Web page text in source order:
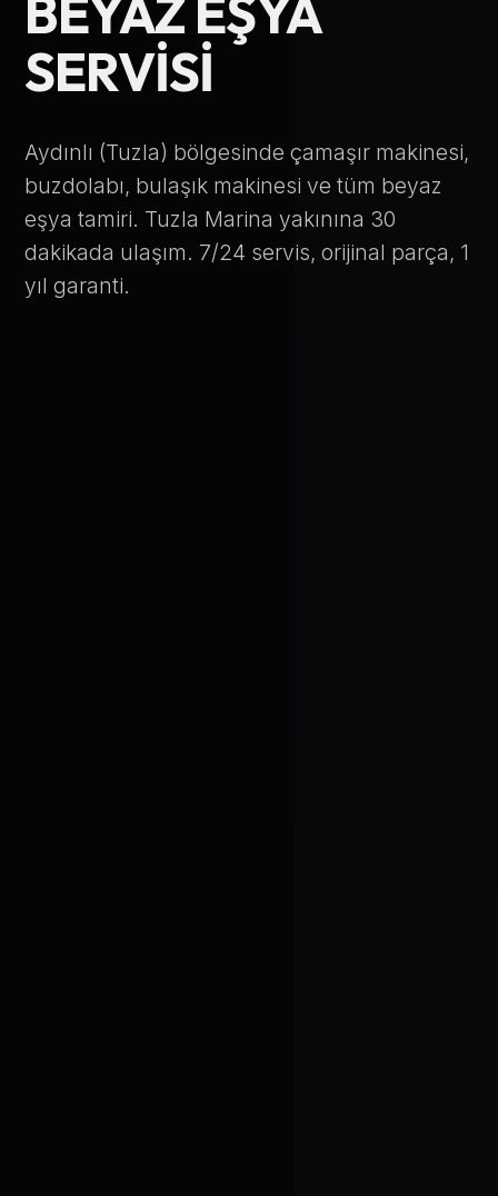
BEYAZ EŞYA
SERVISI
Aydınlı (Tuzla) bölgesinde çamaşır makinesi,
buzdolabı, bulaşık makinesi ve tüm beyaz
eşya tamiri. Tuzla Marina yakınına 30
dakikada ulaşım. 7/24 servis, orijinal parça, 1
yıl garanti.
Telefon Numarası